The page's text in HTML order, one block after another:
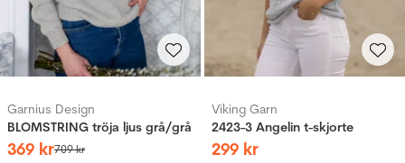
Garnius Design
BLOMSTRING tröja ljus grå/grå
369 kr709kr
Viking Garn
2423-3 Angelin t-skjorte
299 kr